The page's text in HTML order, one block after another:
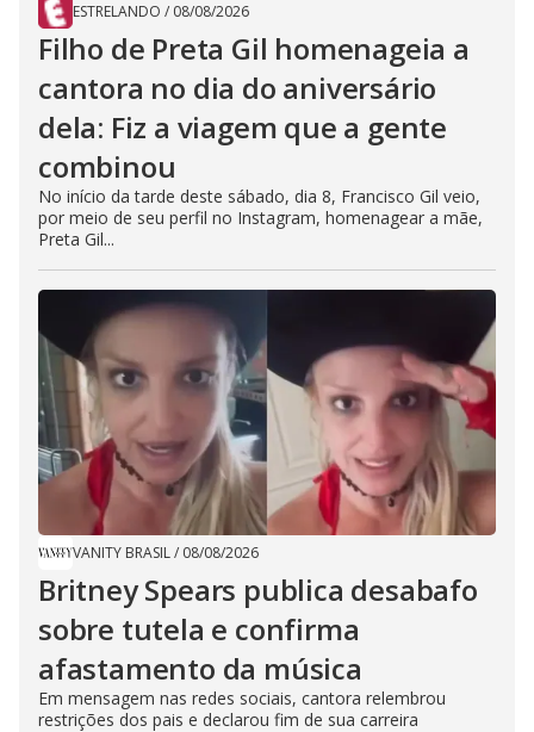
ESTRELANDO / 08/08/2026
Filho de Preta Gil homenageia a
cantora no dia do aniversário
dela: Fiz a viagem que a gente
combinou
No início da tarde deste sábado, dia 8, Francisco Gil veio,
por meio de seu perfil no Instagram, homenagear a mãe,
Preta Gil...
VANITY BRASIL/ 08/08/2026
Britney Spears publica desabafo
sobre tutela e confirma
afastamento da música
Em mensagem nas redes sociais, cantora relembrou
restrições dos pais e declarou fim de sua carreira